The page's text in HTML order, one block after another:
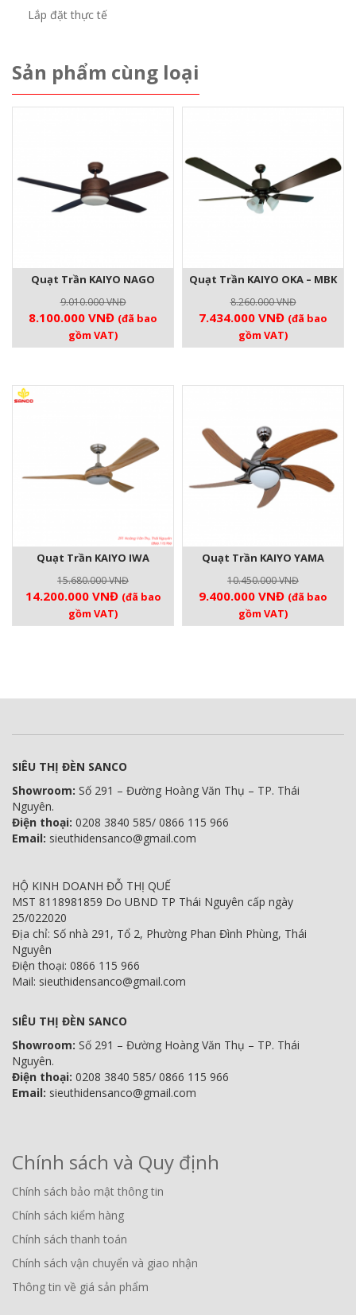
Lắp đặt thực tế
Sản phẩm cùng loại
Quạt Trần KAIYO NAGO
9.010.000VNĐ
Giá
là:
8.100.000 VNĐGiá
hiện
tại
8.100.000 VNĐ.
(đã bao
gồm VAT)
Quạt Trần KAIYO OKA – MBK
8.260.000VNĐ
Giá
là:
7.434.000 VNĐGiá
hiện
tại
7.434.000
(đã bao
gồm VAT)
Quạt Trần KAIYO IWA
15.680.000VNĐ
Giá
là:
14.200.000 VNĐGiá
hiện
tại
(đã bao
gồm VAT)
Quạt Trần KAIYO YAMA
10.450.000VNĐ
Giá
là:
9.400.000 VNĐGiá
hiện
tại
(đã bao
gồm VAT)
SIÊU THỊ ĐÈN SANCO
Showroom: Số 291 – Đường Hoàng Văn Thụ – TP. Thái
Nguyên.
Điện thoại: 0208 3840 585/ 0866 115 966
Email: sieuthidensanco@gmail.com
HỘ KINH DOANH ĐỖ THỊ QUẾ
MST 8118981859 Do UBND TP Thái Nguyên cấp ngày
25/022020
Địa chỉ: Số nhà 291, Tổ 2, Phường Phan Đình Phùng, Thái
Nguyên
Điện thoại: 0866 115 966
Mail: sieuthidensanco@gmail.com
SIÊU THỊ ĐÈN SANCO
Showroom: Số 291 – Đường Hoàng Văn Thụ – TP. Thái
Nguyên.
Điện thoại: 0208 3840 585/ 0866 115 966
Email: sieuthidensanco@gmail.com
Chính sách và Quy định
Chính sách bảo mật thông tin
Chính sách kiểm hàng
Chính sách thanh toán
Chính sách vận chuyển và giao nhận
Thông tin về giá sản phẩm